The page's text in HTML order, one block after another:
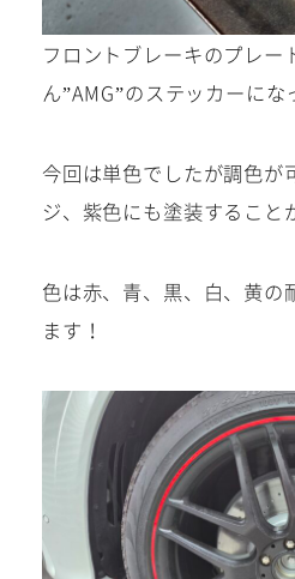
フロントブレーキのプレー
ん”AMG”のステッカーにな
今回は単色でしたが調色が
ジ、紫色にも塗装すること
色は赤、青、黒、白、黄の
ます！